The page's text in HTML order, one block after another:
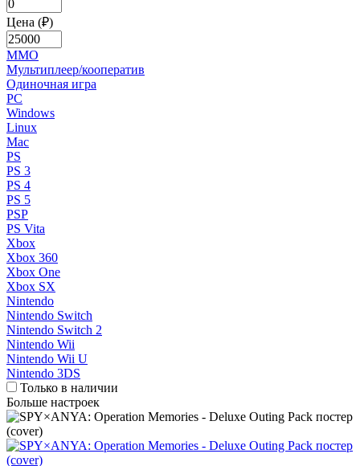
Цена (₽)
MMO
Мультиплеер/кооператив
Одиночная игра
PC
Windows
Linux
Mac
PS
PS 3
PS 4
PS 5
PSP
PS Vita
Xbox
Xbox 360
Xbox One
Xbox SX
Nintendo
Nintendo Switch
Nintendo Switch 2
Nintendo Wii
Nintendo Wii U
Nintendo 3DS
Только в наличии
Больше настроек